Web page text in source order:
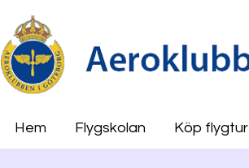
Hem Flygskolan Köp flygtur